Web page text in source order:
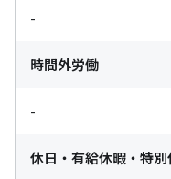
-
時間外労働
-
休日・有給休暇・特別